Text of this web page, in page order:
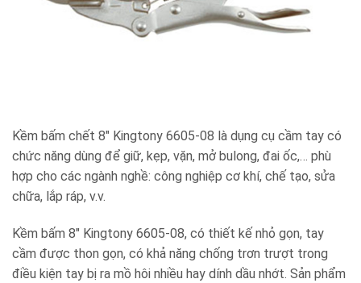
Kềm bấm chết 8″ Kingtony 6605-08 là dụng cụ cầm tay có
chức năng dùng để giữ, kẹp, vặn, mở bulong, đai ốc,… phù
hợp cho các ngành nghề: công nghiệp cơ khí, chế tạo, sửa
chữa, lắp ráp, v.v.
Kềm bấm 8″ Kingtony 6605-08, có thiết kế nhỏ gọn, tay
cầm được thon gọn, có khả năng chống trơn trượt trong
điều kiện tay bị ra mồ hôi nhiều hay dính dầu nhớt. Sản phẩm